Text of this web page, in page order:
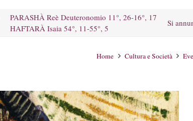
PARASHÀ Reè Deuteronomio 11°, 26-16°, 17
HAFTARÀ Isaia 54°, 11-55°, 5
Si
Home Cultura e Società